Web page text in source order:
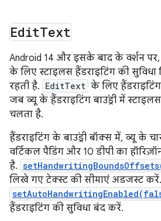
EditText
Android 14 और इसके बाद के वर्शन
के लिए स्टाइलस हैंडराइटिंग की
रहती है. EditText के लिए
जब व्यू के हैंडराइटिंग बाउंड्री में
चलता है.
हैंडराइटिंग के बाउंड्री बॉक्स में, व्यू के
वर्टिकल पैडिंग और 10 डीपी का
है.
लिखे गए टेक्स्ट की सीमाएं अडजस्ट करें.
हैंडराइटिंग की सुविधा बंद करें.